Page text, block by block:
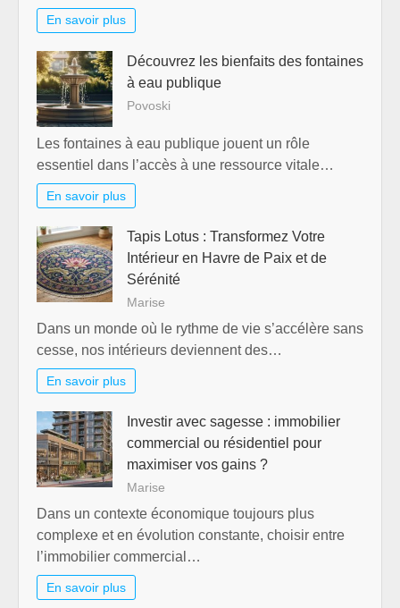
En savoir plus
Découvrez les bienfaits des fontaines
à eau publique
Povoski
Les fontaines à eau publique jouent un rôle
essentiel dans l’accès à une ressource vitale…
En savoir plus
Tapis Lotus : Transformez Votre
Intérieur en Havre de Paix et de
Sérénité
Marise
Dans un monde où le rythme de vie s’accélère sans
cesse, nos intérieurs deviennent des…
En savoir plus
Investir avec sagesse : immobilier
commercial ou résidentiel pour
maximiser vos gains ?
Marise
Dans un contexte économique toujours plus
complexe et en évolution constante, choisir entre
l’immobilier commercial…
En savoir plus